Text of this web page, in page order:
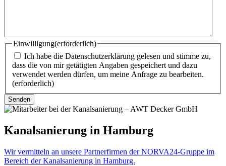
Einwilligung(erforderlich)
Ich habe die Datenschutzerklärung gelesen und stimme zu,
dass die von mir getätigten Angaben gespeichert und dazu
verwendet werden dürfen, um meine Anfrage zu bearbeiten.
(erforderlich)
Kanalsanierung in Hamburg
Wir vermitteln an unsere Partnerfirmen der NORVA24-Gruppe im
Bereich der Kanalsanierung in Hamburg.